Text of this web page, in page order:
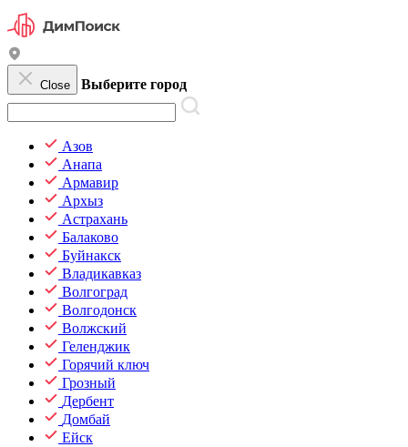
Close Выберите город
Азов
Анапа
Армавир
Архыз
Астрахань
Балаково
Буйнакск
Владикавказ
Волгоград
Волгодонск
Волжский
Геленджик
Горячий ключ
Грозный
Дербент
Домбай
Ейск